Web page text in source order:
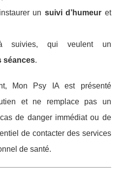
un suivi d’humeur et
suivies, qui veulent un
séances.
Mon Psy IA est présenté
et ne remplace pas un
de danger immédiat ou de
de contacter des services
de santé.